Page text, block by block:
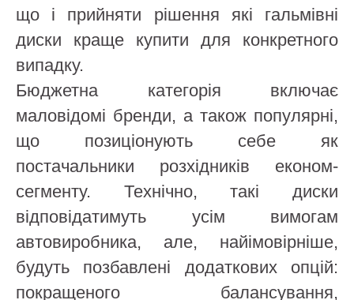
що і прийняти рішення які гальмівні
диски краще купити для конкретного
випадку.
Бюджетна категорія включає
маловідомі бренди, а також популярні,
що позиціонують себе як
постачальники розхідників економ-
сегменту. Технічно, такі диски
відповідатимуть усім вимогам
автовиробника, але, найімовірніше,
будуть позбавлені додаткових опцій:
покращеного балансування,